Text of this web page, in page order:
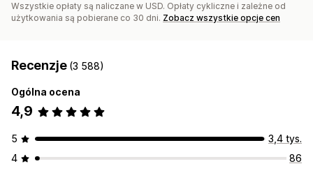
Automatyczne płatności Wypłaty zbiorcze
Wszystkie opłaty są naliczane w USD. Opłaty cykliczne i zależne od
użytkowania są pobierane co 30 dni. Zobacz wszystkie opcje cen
Recenzje (3 588)
Ogólna ocena
4,9
5
3,4 tys.
4
86